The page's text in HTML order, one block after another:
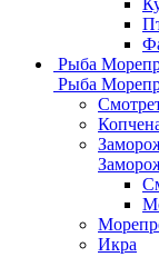
Рыба
Рыба
Икра